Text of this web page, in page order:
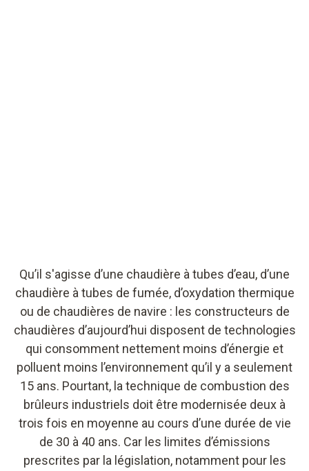
Qu’il s'agisse d’une chaudière à tubes d’eau, d’une
chaudière à tubes de fumée, d’oxydation thermique
ou de chaudières de navire : les constructeurs de
chaudières d’aujourd’hui disposent de technologies
qui consomment nettement moins d’énergie et
polluent moins l’environnement qu’il y a seulement
15 ans. Pourtant, la technique de combustion des
brûleurs industriels doit être modernisée deux à
trois fois en moyenne au cours d’une durée de vie
de 30 à 40 ans. Car les limites d’émissions
prescrites par la législation, notamment pour les